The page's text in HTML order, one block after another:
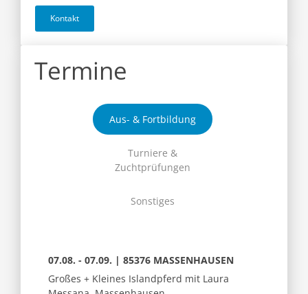
Kontakt
Termine
Aus- & Fortbildung
Turniere &
Zuchtprüfungen
Sonstiges
07.08. - 07.09. | 85376 MASSENHAUSEN
Großes + Kleines Islandpferd mit Laura